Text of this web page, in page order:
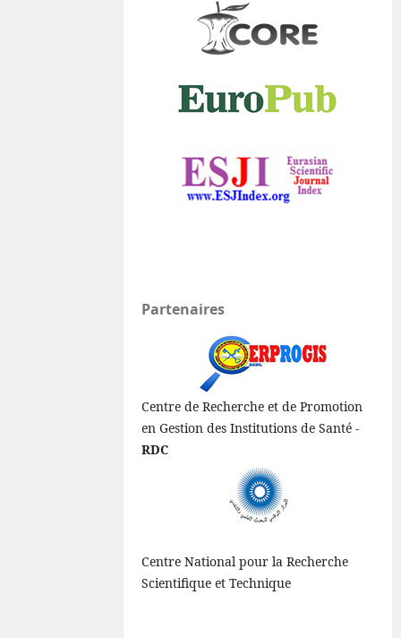
Partenaires
Centre de Recherche et de Promotion
en Gestion des Institutions de Santé -
RDC
Centre National pour la Recherche
Scientifique et Technique